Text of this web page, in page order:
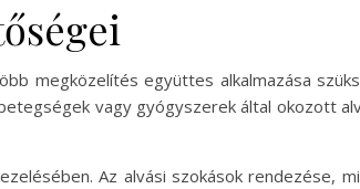
megközelítés együttes alkalmazása
vagy gyógyszerek által okozott
Az alvási szokások rendezése,